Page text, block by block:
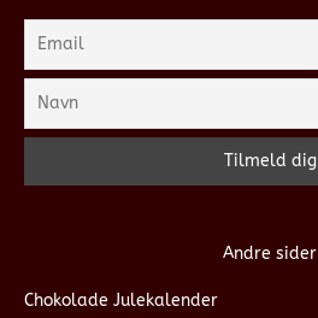
Andre sider
Chokolade Julekalender